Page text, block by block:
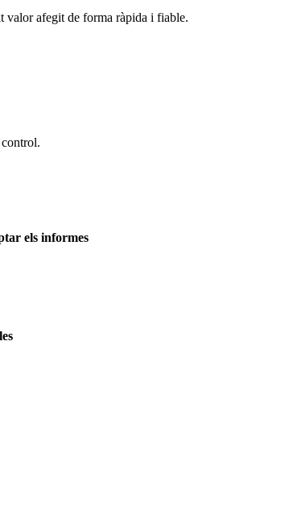
valor afegit de forma ràpida i fiable.
els informes